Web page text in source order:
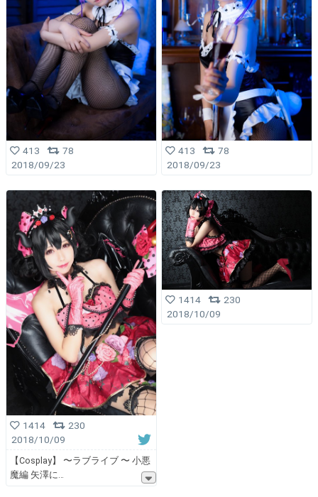
413
78
2018/09/23
413
78
2018/09/23
1414
230
2018/10/09
【Cosplay】 〜ラブライブ 〜 小悪
魔編 矢澤に
1414
230
2018/10/09